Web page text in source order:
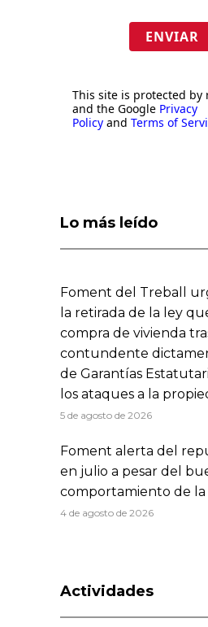
ENVIAR
This site is protected by
and the Google Privacy
Policy and Terms of
Lo más leído
Foment del Treball
la retirada de la ley
compra de vivienda
contundente
de Garantías
los ataques a la
5 de agosto de 2026
Foment alerta del
en julio a pesar del
comportamiento de la
4 de agosto de 2026
Actividades